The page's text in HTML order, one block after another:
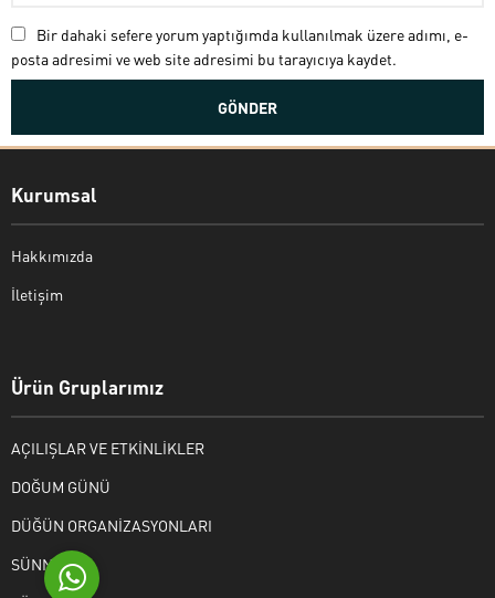
Bir dahaki sefere yorum yaptığımda kullanılmak üzere adımı, e-
posta adresimi ve web site adresimi bu tarayıcıya kaydet.
Kurumsal
Hakkımızda
İletişim
Ürün Gruplarımız
AÇILIŞLAR VE ETKİNLİKLER
DOĞUM GÜNÜ
DÜĞÜN ORGANİZASYONLARI
SÜNNET